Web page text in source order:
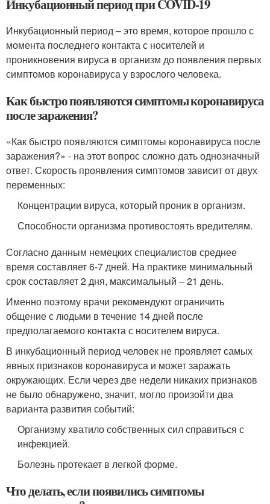
Инкубационный период при COVID-19
Инкубационный период – это время, которое прошло с
момента последнего контакта с носителей и
проникновения вируса в организм до появления первых
симптомов коронавируса у взрослого человека.
Как быстро появляются симптомы коронавируса
после заражения?
«Как быстро появляются симптомы коронавируса после
заражения?» - на этот вопрос сложно дать однозначный
ответ. Скорость проявления симптомов зависит от двух
переменных:
Концентрации вируса, который проник в организм.
Способности организма противостоять вредителям.
Согласно данным немецких специалистов среднее
время составляет 6-7 дней. На практике минимальный
срок составляет 2 дня, максимальный – 21 день.
Именно поэтому врачи рекомендуют ограничить
общение с людьми в течение 14 дней после
предполагаемого контакта с носителем вируса.
В инкубационный период человек не проявляет самых
явных признаков коронавируса и может заражать
окружающих. Если через две недели никаких признаков
не было обнаружено, значит, могло произойти два
варианта развития событий:
Организму хватило собственных сил справиться с
инфекцией.
Болезнь протекает в легкой форме.
Что делать, если появились симптомы